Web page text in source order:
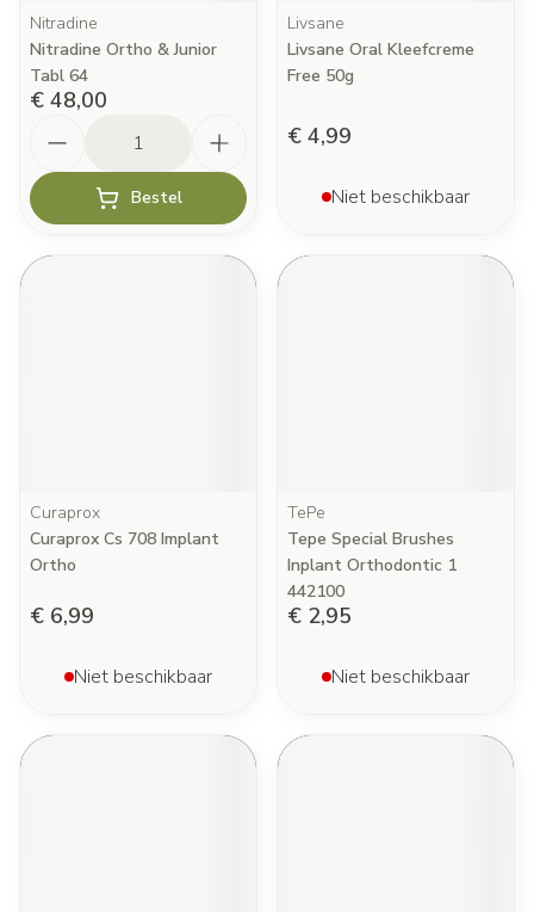
Nitradine
Nitradine Ortho & Junior
Tabl 64
€ 48,00
Bestel
Livsane
Livsane Oral Kleefcreme
Free 50g
€ 4,99
Niet beschikbaar
Curaprox
Curaprox Cs 708 Implant
Ortho
€ 6,99
Niet beschikbaar
TePe
Tepe Special Brushes
Inplant Orthodontic 1
442100
€ 2,95
Niet beschikbaar